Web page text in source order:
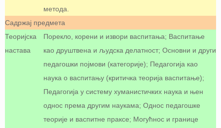
метода.
Садржај предмета
Теоријска
настава
Порекло, корени и извори васпитања; Васпитање
као друштвена и људска делатност; Основни и други
педагошки појмови (категорије); Педагогија као
наука о васпитању (критичка теорија васпитање);
Педагогија у систему хуманистичких наука и њен
однос према другим наукама; Однос педагошке
теорије и васпитне праксе; Могућнос и границе